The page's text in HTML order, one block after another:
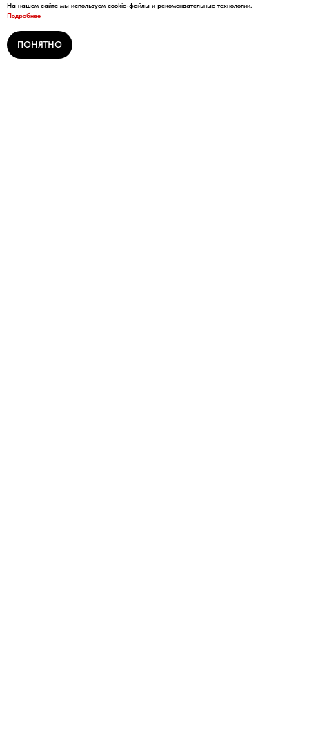
На нашем сайте мы используем cookie-файлы и рекомендательные технологии.
Подробнее
ПОНЯТНО